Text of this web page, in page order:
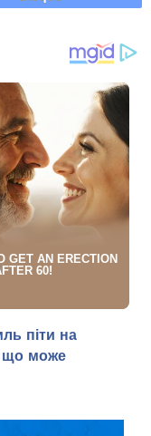
піти на
що може